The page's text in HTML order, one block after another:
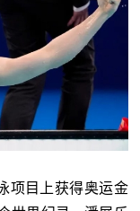
项目上获得奥运金